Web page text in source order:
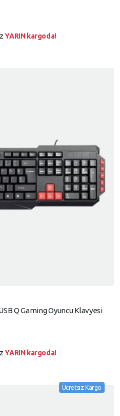
YARIN kargoda!
Q Gaming Oyuncu Klavyesi
YARIN kargoda!
Ücretsiz Kargo